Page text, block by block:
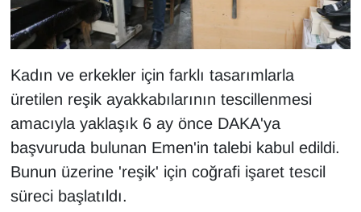
Kadın ve erkekler için farklı tasarımlarla
üretilen reşik ayakkabılarının tescillenmesi
amacıyla yaklaşık 6 ay önce DAKA'ya
başvuruda bulunan Emen'in talebi kabul edildi.
Bunun üzerine 'reşik' için coğrafi işaret tescil
süreci başlatıldı.
RÖPORTAJ
Seri İlan
Sinema - TV
SİYASET